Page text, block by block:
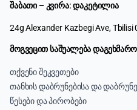
შაბათი – კვირა: დაკეტილია
24g Alexander Kazbegi Ave,
მოგვეცით საშუალება
თქვენი შეკვეთები
თანხის დაბრუნებისა და
წესები და პირობები